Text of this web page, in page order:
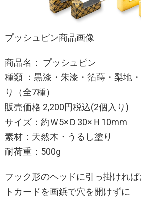
プッシュピン商品画像
商品名： プッシュピン
種類 ：黒漆・朱漆・箔蒔・梨地
り（全7種）
販売価格 2,200円税込(2個入り)
サイズ：約Ｗ5×Ｄ30×Ｈ10mm
素材：天然木・うるし塗り
耐荷重：500g
フック形のヘッドに引っ掛けれ
トカードを画鋲で穴を開けずに